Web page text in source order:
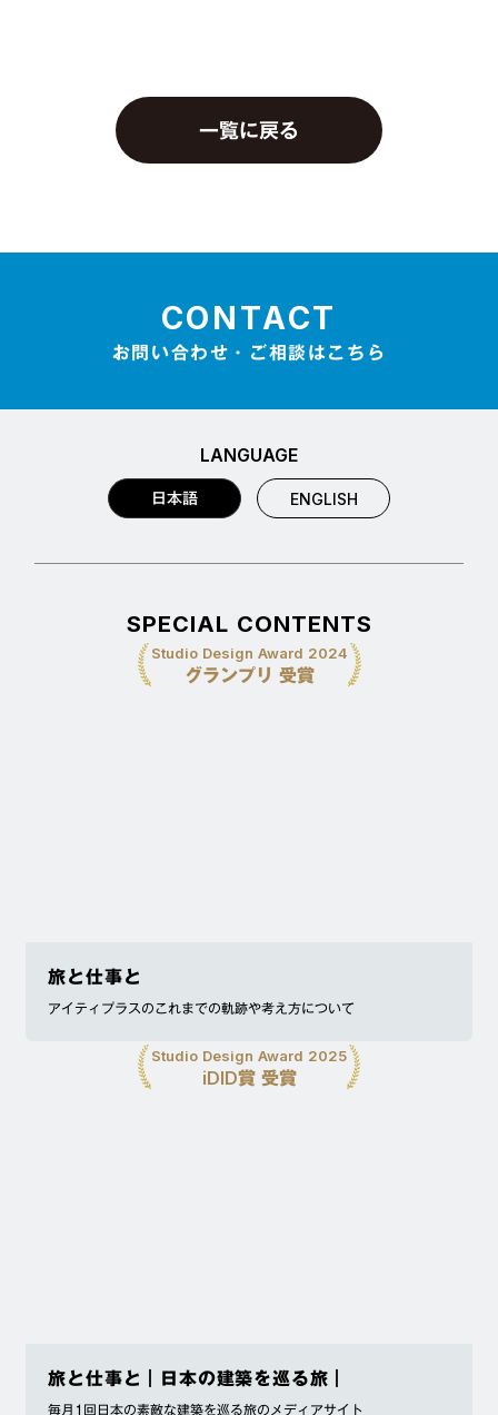
一覧に戻る
CONTACT
お問い合わせ・ご相談はこちら
LANGUAGE
日本語 ENGLISH
SPECIAL CONTENTS
Studio Design Award 2024
グランプリ 受賞
旅と仕事と
アイティプラスのこれまでの軌跡や考え方について
Studio Design Award 2025
iDID賞 受賞
旅と仕事と｜日本の建築を巡る旅｜